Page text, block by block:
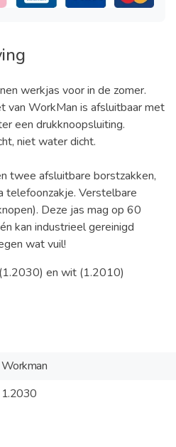
werkjas voor in de zomer.
van WorkMan is afsluitbaar met
een drukknoopsluiting.
niet water dicht.
twee afsluitbare borstzakken,
telefoonzakje. Verstelbare
Deze jas mag op 60
kan industrieel gereinigd
wat vuil!
en wit (1.2010)
Workman
1.2030